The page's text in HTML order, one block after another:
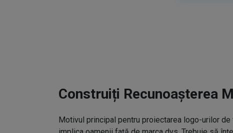
Construiți Recunoașterea
Motivul principal pentru proiectarea logo-urilor